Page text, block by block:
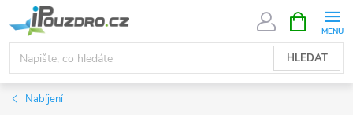
na
obsah
HLEDAT
NÁKUPNÍ
KOŠÍK
Nabíjení